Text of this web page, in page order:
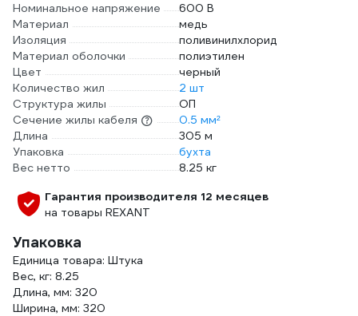
Номинальное напряжение
600 В
Материал
медь
Изоляция
поливинилхлорид
Материал оболочки
полиэтилен
Цвет
черный
Количество жил
2 шт
Структура жилы
ОП
Сечение жилы кабеля
0.5 мм²
Длина
305 м
Упаковка
бухта
Вес нетто
8.25 кг
Гарантия производителя 12 месяцев
на товары REXANT
Упаковка
Единица товара: Штука
Вес, кг: 8.25
Длина, мм: 320
Ширина, мм: 320